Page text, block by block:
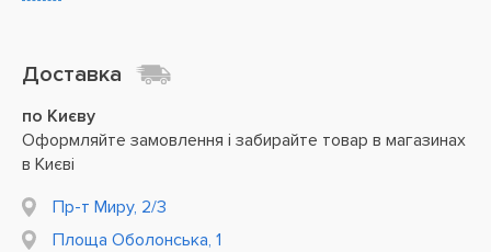
Доставка
по Києву
Оформляйте замовлення і забирайте товар в магазинах
в Києві
Пр-т Миру, 2/3
Площа Оболонська, 1